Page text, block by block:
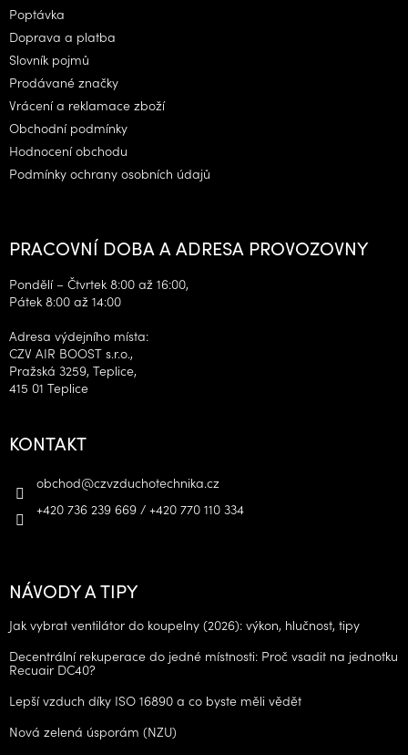
Poptávka
Doprava a platba
Slovník pojmů
Prodávané značky
Vrácení a reklamace zboží
Obchodní podmínky
Hodnocení obchodu
Podmínky ochrany osobních údajů
PRACOVNÍ DOBA A ADRESA PROVOZOVNY
Pondělí – Čtvrtek 8:00 až 16:00,
Pátek 8:00 až 14:00
Adresa výdejního místa:
CZV AIR BOOST s.r.o.,
Pražská 3259, Teplice,
415 01 Teplice
KONTAKT
obchod@czvzduchotechnika.cz
+420 736 239 669 / +420 770 110 334
NÁVODY A TIPY
Jak vybrat ventilátor do koupelny (2026): výkon, hlučnost, tipy
Decentrální rekuperace do jedné místnosti: Proč vsadit na jednotku
Recuair DC40?
Lepší vzduch díky ISO 16890 a co byste měli vědět
Nová zelená úsporám (NZU)